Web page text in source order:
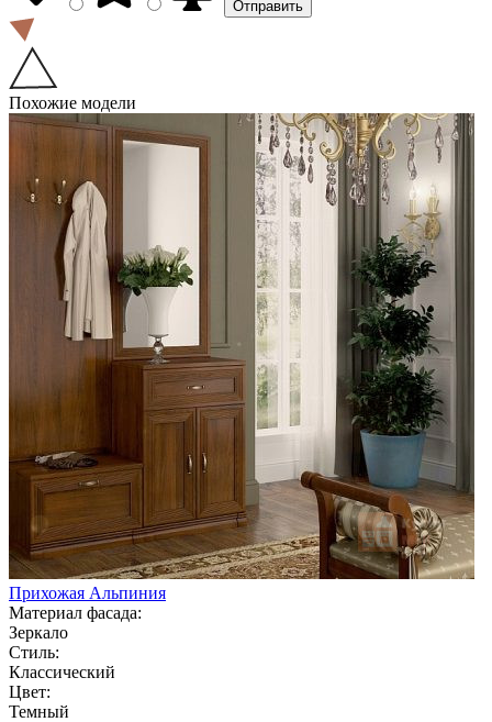
Похожие модели
Прихожая Альпиния
Материал фасада:
Зеркало
Стиль:
Классический
Цвет:
Темный